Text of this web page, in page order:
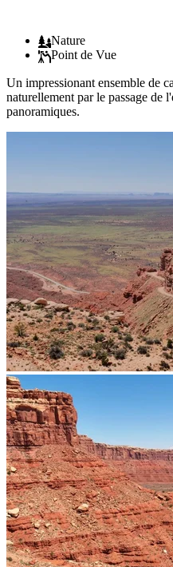
Nature
Point de Vue
Un impressionant ensemble de
naturellement par le passage de
panoramiques.